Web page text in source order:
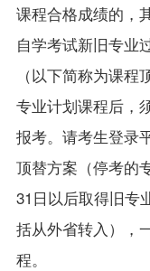
课程合格成绩的，
自学考试新旧专业
（以下简称为课
专业计划课程后，
报考。请考生登录
顶替方案（停考的
31日以后取得旧专
括从外省转入），
程。